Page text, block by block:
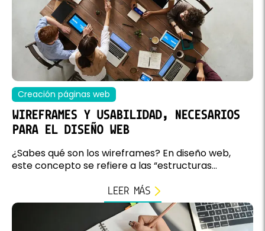
Creación páginas web
WIREFRAMES Y USABILIDAD, NECESARIOS
PARA EL DISEÑO WEB
¿Sabes qué son los wireframes? En diseño web,
este concepto se refiere a las “estructuras...
LEER MÁS